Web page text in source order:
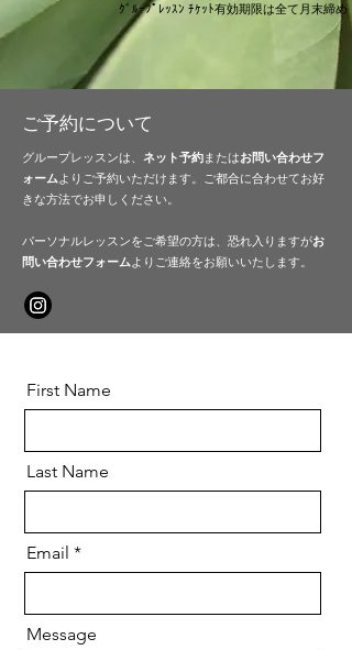
​ｸﾞﾙｰﾌﾟﾚｯｽﾝ ﾁｹｯﾄ有効期限は全て月末締め
​ご予約について
グループレッスンは、 ネット予約またはお問い合わせフ
ォームよりご予約いただけます。ご都合に合わせてお好
きな方法でお申しください。
パーソナルレッスンをご希望の方は、恐れ入りますがお
問い合わせフォーム​よりご連絡をお願いいたします。
First Name
Last Name
Email
Message